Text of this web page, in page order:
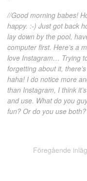
//Good morning babes!
happy. :-) Just got back
lay down by the pool,
computer first. Here’s a
love Instagram… Trying
forgetting about it,
haha! I do notice more
than Instagram, I think
and use. What do you
fun? Or do you use
Föregående